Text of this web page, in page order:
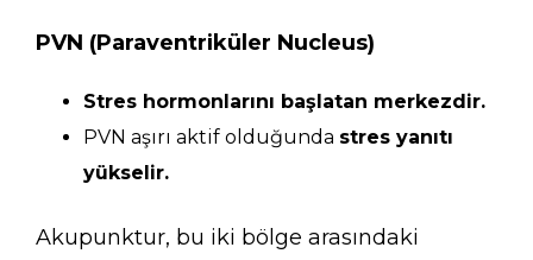
PVN (Paraventriküler Nucleus)
Stres hormonlarını başlatan merkezdir.
PVN aşırı aktif olduğunda stres yanıtı
yükselir.
Akupunktur, bu iki bölge arasındaki